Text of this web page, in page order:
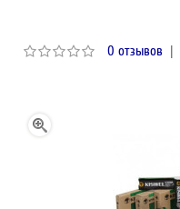
0 отзывов |